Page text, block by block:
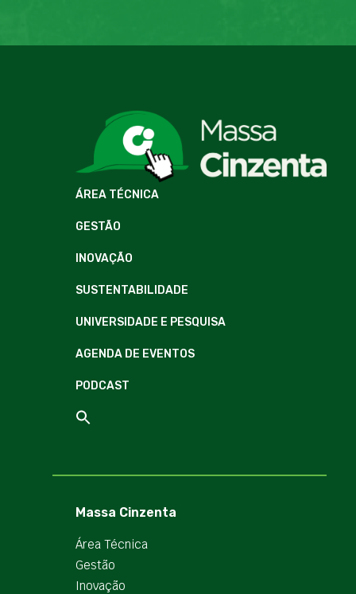
ÁREA TÉCNICA
GESTÃO
INOVAÇÃO
SUSTENTABILIDADE
UNIVERSIDADE E PESQUISA
AGENDA DE EVENTOS
PODCAST
Massa Cinzenta
Área Técnica
Gestão
Inovação